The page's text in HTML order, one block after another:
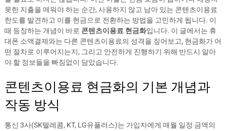
못한 지출을 메워야 하는 순간, 사용하지 않고 남아 있는 콘텐츠이용료
한도를 발견하고 이를 현금으로 전환하는 방법을 고민하게 됩니다. 이
때 등장하는 개념이 바로 콘텐츠이용료 현금화입니다. 이 글에서는 휴
대폰 소액결제와는 다른 콘텐츠이용료의 성격을 짚어보고, 현금화가 어
떤 절차로 이루어지는지, 그리고 안전하게 진행하기 위해 반드시 알아
야 할 정보들을 빠짐없이 담았습니다.
콘텐츠이용료 현금화의 기본 개념과
작동 방식
통신 3사(SK텔레콤, KT, LG유플러스)는 가입자에게 매월 일정 금액의